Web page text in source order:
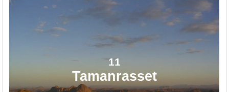
11
Tamanrasset